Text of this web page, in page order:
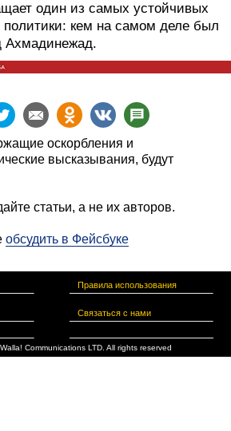
один из самых устойчивых
политики: кем на самом деле был
Ахмадинежад.
оскорбления и
высказывания, будут
статьи, а не их авторов.
обсудить в Фейсбуке
Правила использования
Связаться с нами
Communications LTD. All rights reserved